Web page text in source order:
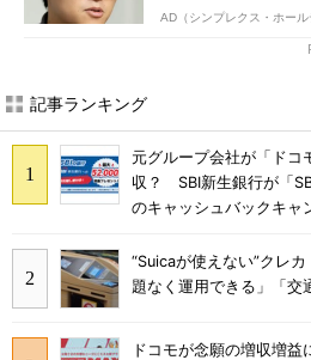
AD（シンプレクス・ホール
記事ランキング
元グループ会社が「ドコ
収？ SBI新生銀行が「
のキャッシュバックキャ
“Suicaが使えない”クレ
題なく運用できる」「交
ドコモが念願の増収増